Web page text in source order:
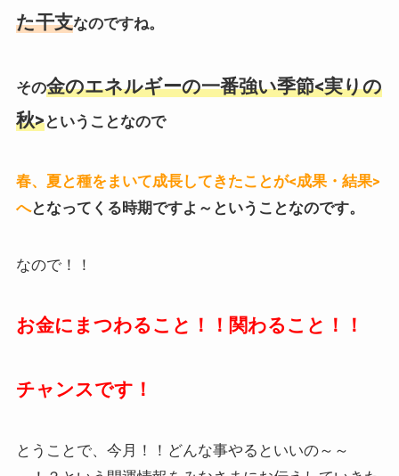
た干支なのですね。
その金のエネルギーの一番強い季節<実りの
秋>ということなので
春、夏と種をまいて成長してきたことが<成果・結果>
へとなってくる時期ですよ～ということなのです。
なので！！
お金にまつわること！！関わること！！
チャンスです！
とうことで、今月！！どんな事やるといいの～～